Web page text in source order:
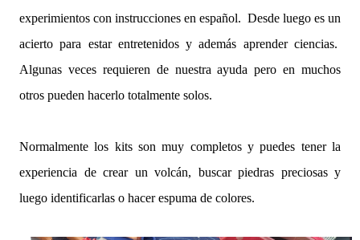
experimientos con instrucciones en español. Desde luego es un
acierto para estar entretenidos y además aprender ciencias.
Algunas veces requieren de nuestra ayuda pero en muchos
otros pueden hacerlo totalmente solos.
Normalmente los kits son muy completos y puedes tener la
experiencia de crear un volcán, buscar piedras preciosas y
luego identificarlas o hacer espuma de colores.